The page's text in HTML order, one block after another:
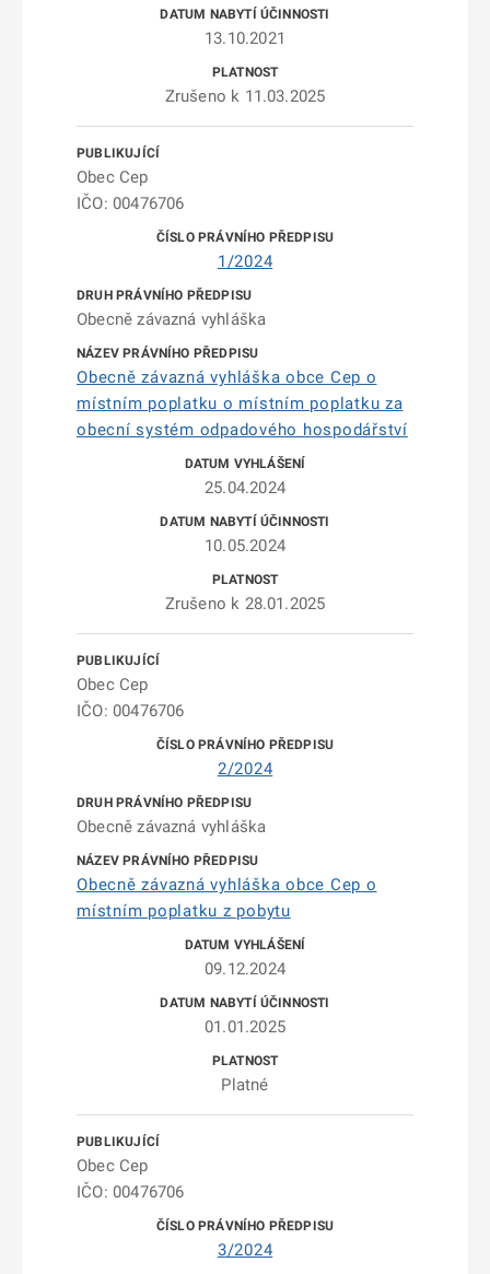
13.10.2021
Zrušeno k 11.03.2025
Obec Cep
IČO: 00476706
1/2024
Obecně závazná vyhláška
Obecně závazná vyhláška obce Cep o
místním poplatku o místním poplatku za
obecní systém odpadového hospodářství
25.04.2024
10.05.2024
Zrušeno k 28.01.2025
Obec Cep
IČO: 00476706
2/2024
Obecně závazná vyhláška
Obecně závazná vyhláška obce Cep o
místním poplatku z pobytu
09.12.2024
01.01.2025
Platné
Obec Cep
IČO: 00476706
3/2024